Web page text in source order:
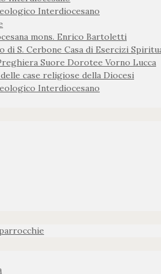
Interdiocesano
mons. Enrico Bartoletti
di S. Cerbone Casa di Esercizi
Suore Dorotee Vorno Lucca
case religiose della Diocesi
Interdiocesano